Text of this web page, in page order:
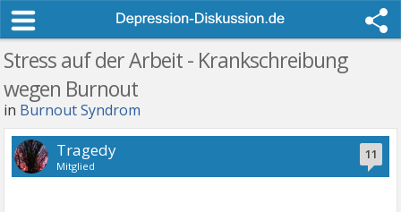
Stress auf der Arbeit - Krankschreibung
wegen Burnout
in Burnout Syndrom
11
Tragedy
Mitglied